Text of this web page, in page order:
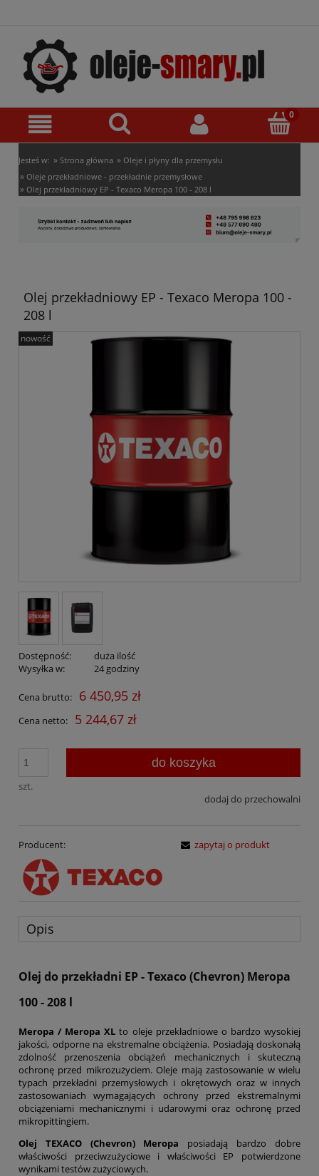
Jesteś w: » Strona główna » Oleje i płyny dla przemysłu
» Oleje przekładniowe - przekładnie przemysłowe
» Olej przekładniowy EP - Texaco Meropa 100 - 208 l
Olej przekładniowy EP - Texaco Meropa 100 -
208 l
nowość
Dostępność:
duża ilość
Wysyłka w:
24 godziny
Cena brutto: 6 450,95 zł
Cena netto: 5 244,67 zł
szt.
do koszyka
dodaj do przechowalni
Producent: zapytaj o produkt
Opis
Olej do przekładni EP - Texaco (Chevron) Meropa
100 - 208 l
Meropa / Meropa XL to oleje przekładniowe o bardzo wysokiej
jakości, odporne na ekstremalne obciążenia. Posiadają doskonałą
zdolność przenoszenia obciążeń mechanicznych i skuteczną
ochronę przed mikrozużyciem. Oleje mają zastosowanie w wielu
typach przekładni przemysłowych i okrętowych oraz w innych
zastosowaniach wymagających ochrony przed ekstremalnymi
obciążeniami mechanicznymi i udarowymi oraz ochronę przed
mikropittingiem.
Olej TEXACO (Chevron) Meropa posiadają bardzo dobre
właściwości przeciwzużyciowe i właściwości EP potwierdzone
wynikami testów zużyciowych.